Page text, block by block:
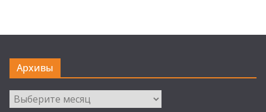
Архивы
Архивы